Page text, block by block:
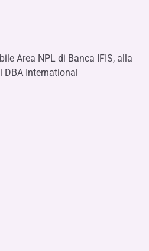
Area NPL di Banca IFIS, alla
DBA International